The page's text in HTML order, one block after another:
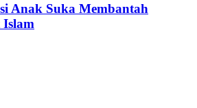
Anak Suka Membantah